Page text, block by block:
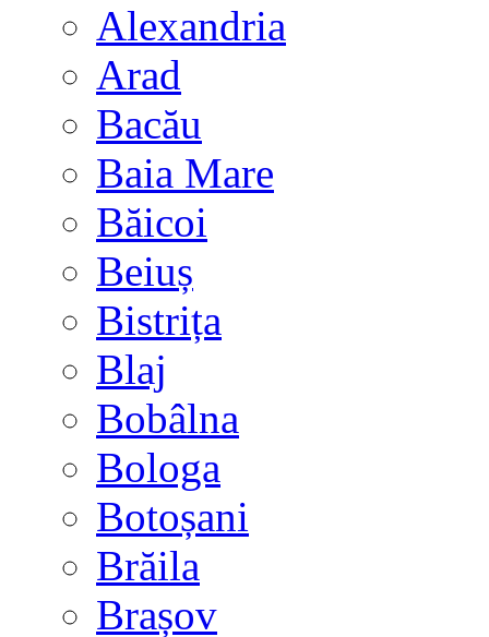
Alexandria
Arad
Bacău
Baia Mare
Băicoi
Beiuș
Bistrița
Blaj
Bobâlna
Bologa
Botoșani
Brăila
Brașov